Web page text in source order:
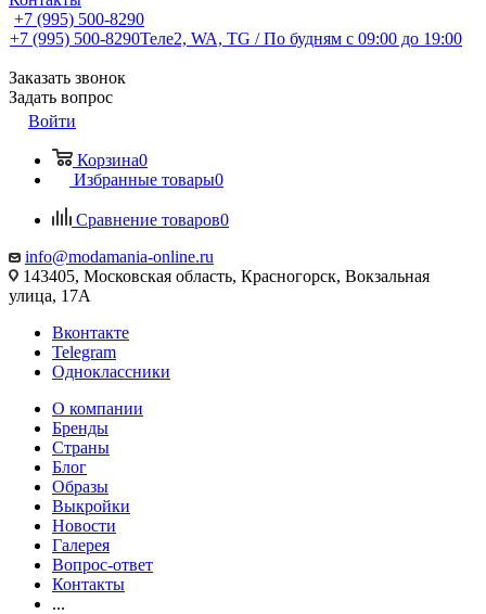
+7 (995) 500-8290
+7 (995) 500-8290Теле2, WA, TG / По будням c 09:00 до 19:00
Заказать звонок
Задать вопрос
Войти
Корзина0
Избранные товары0
Сравнение товаров0
info@modamania-online.ru
143405, Московская область, Красногорск, Вокзальная
улица, 17А
Вконтакте
Telegram
Одноклассники
О компании
Бренды
Страны
Блог
Образы
Выкройки
Новости
Галерея
Вопрос-ответ
Контакты
...